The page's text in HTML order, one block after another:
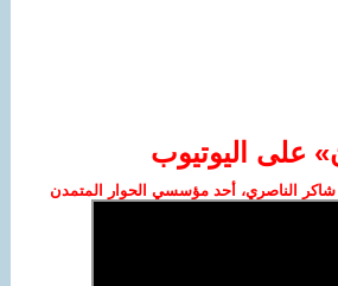
على اليوتيوب
الناصري، أحد مؤسسي الحوار المتمدن